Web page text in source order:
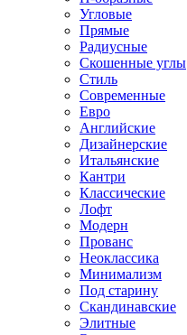
Угловые
Прямые
Радиусные
Скошенные углы
Стиль
Современные
Евро
Английские
Дизайнерские
Итальянские
Кантри
Классические
Лофт
Модерн
Прованс
Неоклассика
Минимализм
Под старину
Скандинавские
Элитные